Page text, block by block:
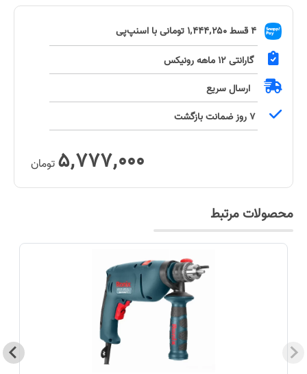
۴ قسط ۱٬۴۴۴٬۲۵۰ تومانی با اسنپ‌پی
گارانتی۱۲ ماهه رونیکس
ارسال سریع
۵٬۷۷۷٬۰۰۰ تومان
محصولات مرتبط